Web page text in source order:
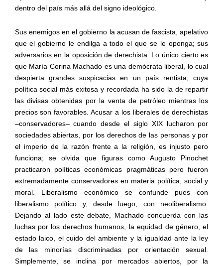
dentro del país más allá del signo ideológico.
Sus enemigos en el gobierno la acusan de fascista, apelativo
que el gobierno le endilga a todo el que se le oponga; sus
adversarios en la oposición de derechista. Lo único cierto es
que María Corina Machado es una demócrata liberal, lo cual
despierta grandes suspicacias en un país rentista, cuya
política social más exitosa y recordada ha sido la de repartir
las divisas obtenidas por la venta de petróleo mientras los
precios son favorables. Acusar a los liberales de derechistas
–conservadores– cuando desde el siglo XIX lucharon por
sociedades abiertas, por los derechos de las personas y por
el imperio de la razón frente a la religión, es injusto pero
funciona; se olvida que figuras como Augusto Pinochet
practicaron políticas económicas pragmáticas pero fueron
extremadamente conservadores en materia política, social y
moral. Liberalismo económico se confunde pues con
liberalismo político y, desde luego, con neoliberalismo.
Dejando al lado este debate, Machado concuerda con las
luchas por los derechos humanos, la equidad de género, el
estado laico, el cuido del ambiente y la igualdad ante la ley
de las minorías discriminadas por orientación sexual.
Simplemente, se inclina por mercados abiertos, por la